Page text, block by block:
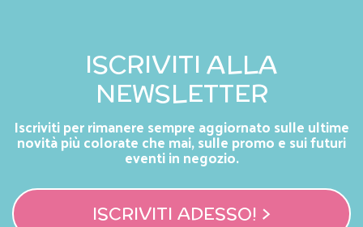
ISCRIVITI ALLA
NEWSLETTER
Iscriviti per rimanere sempre aggiornato sulle ultime
novità più colorate che mai, sulle promo e sui futuri
eventi in negozio.
ISCRIVITI ADESSO! >